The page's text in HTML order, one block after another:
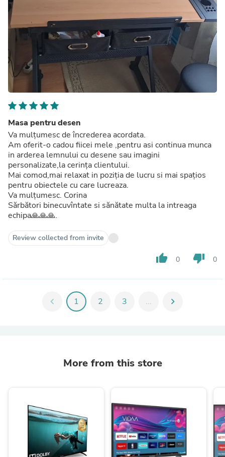
Masa pentru desen
Va mulțumesc de încrederea acordata.
Am oferit-o cadou fiicei mele ,pentru asi continua munca
in arderea lemnului cu desene sau imagini
personalizate,la cerința clientului.
Mai comod,mai relaxat in poziția de lucru si mai spațios
pentru obiectele cu care lucreaza.
Va mulțumesc. Corina
Sărbători binecuvîntate si sănătate multa la intreaga
echipa🙏🙏🙏.
Review collected from invite
thumb_up 0 thumb_down 0
chevron_left 1 2 3 ... chevron_right
More from this store